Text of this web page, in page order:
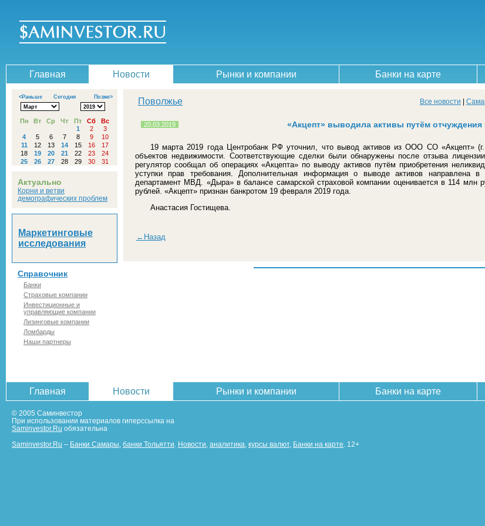
Главная Новости Рынки и компании Банки на карте
<Раньше Сегодня Позже>
Пн Вт Ср Чт Пт Сб
Вс
1
2
3
4
5 6 7 8 9
10
11
12 13 14 15 16
17
18
19 20 21 22 23
24
25
26 27 28 29 30 31
Актуально
Корни и ветви
демографических проблем
Маркетинговые
исследования
Справочник
Банки
Страховые компании
Инвестиционные и
управляющие компании
Лизинговые компании
Ломбарды
Наши партнеры
Поволжье Все новости |
20.03.2019 «Акцепт» выводила активы путём
19 марта 2019 года Центробанк РФ уточнил, что вывод активов из ООО СО «Акцепт»
объектов недвижимости. Соответствующие сделки были обнаружены после отзыва
регулятор сообщал об операциях «Акцепта» по выводу активов путём приобретения
уступки прав требования. Дополнительная информация о выводе активов направлена в
департамент МВД. «Дыра» в балансе самарской страховой компании оценивается в 114 млн
рублей. «Акцепт» признан банкротом 19 февраля 2019 года.
Анастасия Гостищева.
←Назад
Главная Новости Рынки и компании Банки на карте
© 2005 Саминвестор
При использовании материалов гиперссылка на
Saminvestor.Ru обязательна
Saminvestor.Ru – Банки Самары банки Тольятти Новости аналитика курсы валют, Банки на карте . 12+